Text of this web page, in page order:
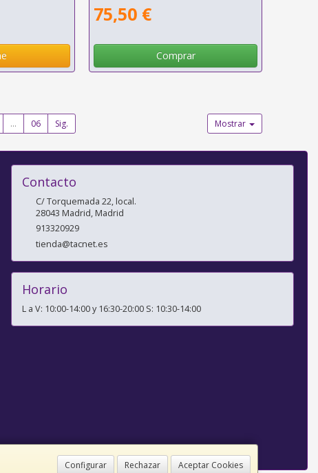
75,50 €
Comprar
... 06 Sig. Mostrar
Configurar Rechazar Aceptar Cookies
Contacto
C/ Torquemada 22, local.
28043 Madrid,Madrid
913320929
tienda@tacnet.es
Horario
L a V: 10:00-14:00 y 16:30-20:00 S: 10:30-14:00